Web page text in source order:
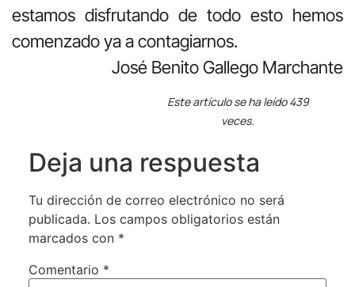
estamos disfrutando de todo esto hemos
comenzado ya a contagiarnos.
José Benito Gallego Marchante
Este artículo se ha leído 439
veces.
Deja una respuesta
Tu dirección de correo electrónico no será
publicada. Los campos obligatorios están
marcados con *
Comentario *